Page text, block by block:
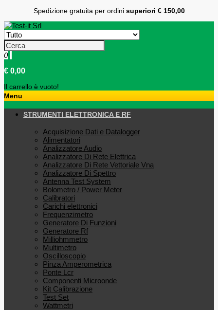
Spedizione gratuita per ordini superiori € 150,00
0
€ 0,00
Il carrello è vuoto!
Menu
STRUMENTI ELETTRONICA E RF
Acquisizione Dati e Datalogger
Alimentatori
Analizzatore Audio
Analizzatore Di Rete Elettrica
Analizzatore Di Rete Vettoriale Vna
Analizzatore Di Spettro
Antenna Test System
Bolometro / Power Meter
Calibratori
Carichi elettronici
Frequenzimetro
Generatore Di Funzioni
Generatore Rf
Milliohmmetro
Multimetro
Oscilloscopio
Pinza Amperometrica
Ponte Lcr
Componenti Microonde
Kit Calibrazione
Test Set
Wattmetri